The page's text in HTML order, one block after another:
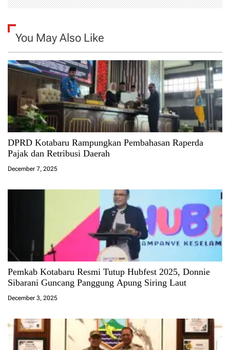
You May Also Like
DPRD Kotabaru Rampungkan Pembahasan Raperda
Pajak dan Retribusi Daerah
December 7, 2025
Pemkab Kotabaru Resmi Tutup Hubfest 2025, Donnie
Sibarani Guncang Panggung Apung Siring Laut
December 3, 2025